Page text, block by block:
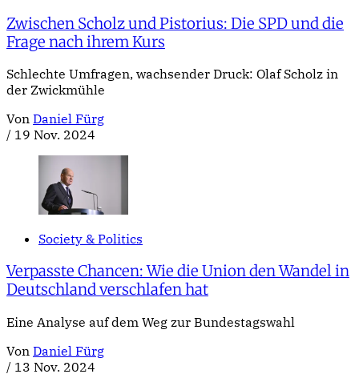
Zwischen Scholz und Pistorius: Die SPD und die
Frage nach ihrem Kurs
Schlechte Umfragen, wachsender Druck: Olaf Scholz in
der Zwickmühle
Von Daniel Fürg
/ 19 Nov. 2024
Society & Politics
Verpasste Chancen: Wie die Union den Wandel in
Deutschland verschlafen hat
Eine Analyse auf dem Weg zur Bundestagswahl
Von Daniel Fürg
/ 13 Nov. 2024